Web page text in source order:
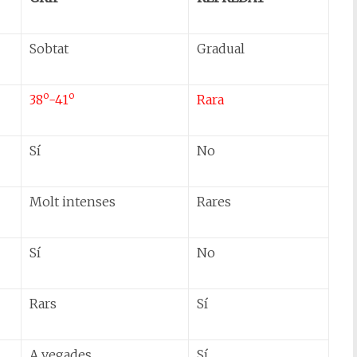
Sobtat Gradual
38o-41o Rara
Sí No
Molt intenses Rares
Sí No
Rars Sí